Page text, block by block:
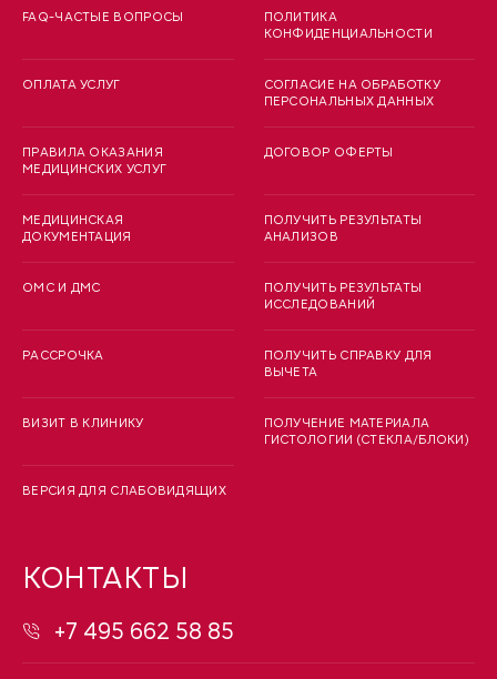
FAQ-ЧАСТЫЕ ВОПРОСЫ
ОПЛАТА УСЛУГ
ПРАВИЛА ОКАЗАНИЯ
МЕДИЦИНСКИХ УСЛУГ
МЕДИЦИНСКАЯ
ДОКУМЕНТАЦИЯ
ОМС И ДМС
РАССРОЧКА
ВИЗИТ В КЛИНИКУ
ВЕРСИЯ ДЛЯ СЛАБОВИДЯЩИХ
ПОЛИТИКА
КОНФИДЕНЦИАЛЬНОСТИ
СОГЛАСИЕ НА ОБРАБОТКУ
ПЕРСОНАЛЬНЫХ ДАННЫХ
ДОГОВОР ОФЕРТЫ
ПОЛУЧИТЬ РЕЗУЛЬТАТЫ
АНАЛИЗОВ
ПОЛУЧИТЬ РЕЗУЛЬТАТЫ
ИССЛЕДОВАНИЙ
ПОЛУЧИТЬ СПРАВКУ ДЛЯ
ВЫЧЕТА
ПОЛУЧЕНИЕ МАТЕРИАЛА
ГИСТОЛОГИИ (СТЕКЛА/БЛОКИ)
КОНТАКТЫ
+7 495 662 58 85